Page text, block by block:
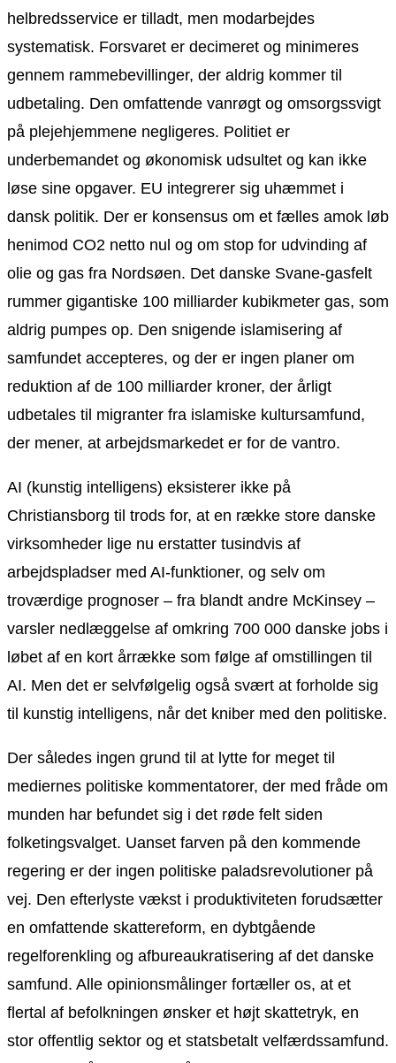
helbredsservice er tilladt, men modarbejdes
systematisk. Forsvaret er decimeret og minimeres
gennem rammebevillinger, der aldrig kommer til
udbetaling. Den omfattende vanrøgt og omsorgssvigt
på plejehjemmene negligeres. Politiet er
underbemandet og økonomisk udsultet og kan ikke
løse sine opgaver. EU integrerer sig uhæmmet i
dansk politik. Der er konsensus om et fælles amok løb
henimod CO2 netto nul og om stop for udvinding af
olie og gas fra Nordsøen. Det danske Svane-gasfelt
rummer gigantiske 100 milliarder kubikmeter gas, som
aldrig pumpes op. Den snigende islamisering af
samfundet accepteres, og der er ingen planer om
reduktion af de 100 milliarder kroner, der årligt
udbetales til migranter fra islamiske kultursamfund,
der mener, at arbejdsmarkedet er for de vantro.
AI (kunstig intelligens) eksisterer ikke på
Christiansborg til trods for, at en række store danske
virksomheder lige nu erstatter tusindvis af
arbejdspladser med AI-funktioner, og selv om
troværdige prognoser – fra blandt andre McKinsey –
varsler nedlæggelse af omkring 700 000 danske jobs i
løbet af en kort årrække som følge af omstillingen til
AI. Men det er selvfølgelig også svært at forholde sig
til kunstig intelligens, når det kniber med den politiske.
Der således ingen grund til at lytte for meget til
mediernes politiske kommentatorer, der med fråde om
munden har befundet sig i det røde felt siden
folketingsvalget. Uanset farven på den kommende
regering er der ingen politiske paladsrevolutioner på
vej. Den efterlyste vækst i produktiviteten forudsætter
en omfattende skattereform, en dybtgående
regelforenkling og afbureaukratisering af det danske
samfund. Alle opinionsmålinger fortæller os, at et
flertal af befolkningen ønsker et højt skattetryk, en
stor offentlig sektor og et statsbetalt velfærdssamfund.